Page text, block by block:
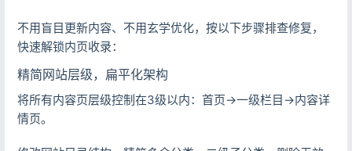
不用盲目更新内容、不用玄学优化，按以下步骤排查修复，
快速解锁内页收录：
精简网站层级，扁平化架构
将所有内容页层级控制在3级以内：首页→一级栏目→内容详
情页。
登录
没有账号？立即注册